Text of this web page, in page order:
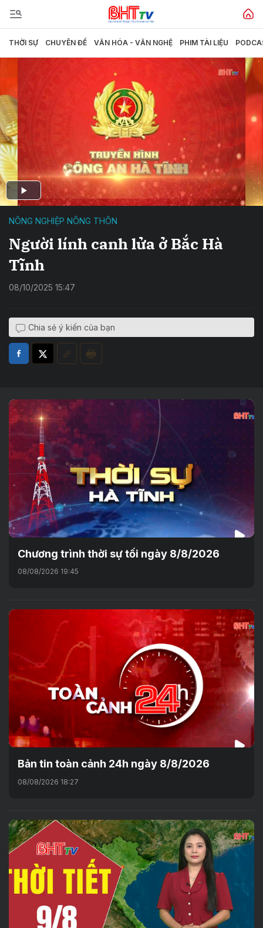
THỜI SỰ CHUYÊN ĐỀ VĂN HÓA - VĂN NGHỆ PHIM TÀI LIỆU
NÔNG NGHIỆP NÔNG THÔN
Người lính canh lửa ở Bắc Hà
Tĩnh
08/10/2025 15:47
Chia sẻ ý kiến của bạn
Chương trình thời sự tối ngày 8/8/2026
08/08/2026 19:45
Bản tin toàn cảnh 24h ngày 8/8/2026
08/08/2026 18:27